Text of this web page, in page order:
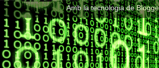
Amb la tecnologia de